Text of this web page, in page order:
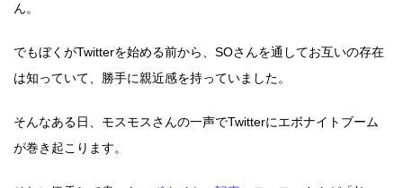
ん。
でもぼくがTwitterを始める前から、SOさんを通してお互いの存在
は知っていて、勝手に親近感を持っていました。
そんなある日、モスモスさんの一声でTwitterにエボナイトブーム
が巻き起こります。